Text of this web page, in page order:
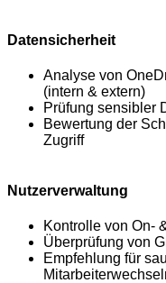
Datensicherheit
Analyse von
(intern & extern)
Prüfung sensibler
Bewertung der
Zugriff
Nutzerverwaltung
Kontrolle von On-
Überprüfung von
Empfehlung für